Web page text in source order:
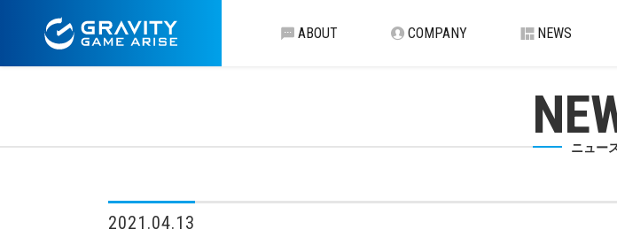
ABOUT COMPANY NEWS
ニュー
2021.04.13